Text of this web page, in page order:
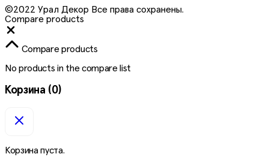
©2022 Урал Декор Все права сохранены.
Compare products
Compare products
No products in the compare list
Корзина (0)
Корзина пуста.